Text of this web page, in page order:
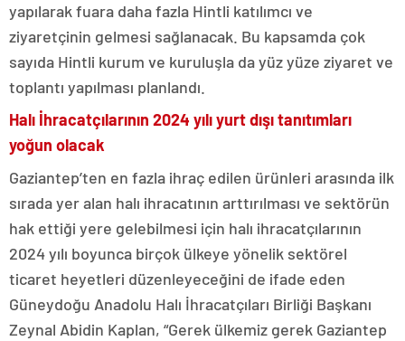
yapılarak fuara daha fazla Hintli katılımcı ve
ziyaretçinin gelmesi sağlanacak. Bu kapsamda çok
sayıda Hintli kurum ve kuruluşla da yüz yüze ziyaret ve
toplantı yapılması planlandı.
Halı İhracatçılarının 2024 yılı yurt dışı tanıtımları
yoğun olacak
Gaziantep’ten en fazla ihraç edilen ürünleri arasında ilk
sırada yer alan halı ihracatının arttırılması ve sektörün
hak ettiği yere gelebilmesi için halı ihracatçılarının
2024 yılı boyunca birçok ülkeye yönelik sektörel
ticaret heyetleri düzenleyeceğini de ifade eden
Güneydoğu Anadolu Halı İhracatçıları Birliği Başkanı
Zeynal Abidin Kaplan, “Gerek ülkemiz gerek Gaziantep